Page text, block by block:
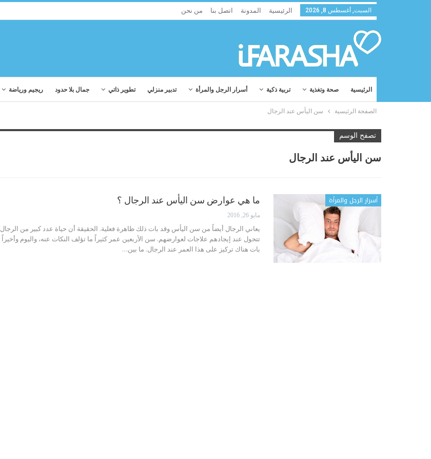
السبت, أغسطس 8, 2026 الرئيسية المدونة اتصل بنا من نحن
الرئيسية صحة وتغذية تربية ذكية أسرار الرجل والمرأة تدبير منزلي تطوير ذاتي جمال بلا حدود ريجيم ورياضة
الصفحة الرئيسية سن اليأس عند الرجال
تصفح الوسم
سن اليأس عند الرجال
أسرار الرجل والمرأة ما هي عوارض سن اليأس عند الرجال ؟
مايو 26, 2016
يعاني الرجال أيضاً من سن اليأس وقد بات ذلك ظاهرة فعلية. الحقيقة أن حياة عدد كبير من الرجال
تتحول عند إيجادهم علاجات لعوارضهم. سن الأربعين عمر كثيراً ما تؤلف النكات عنه، واليوم وأخيراً
بات هناك تركيز على هذا العمر عند الرجال. ما بين…